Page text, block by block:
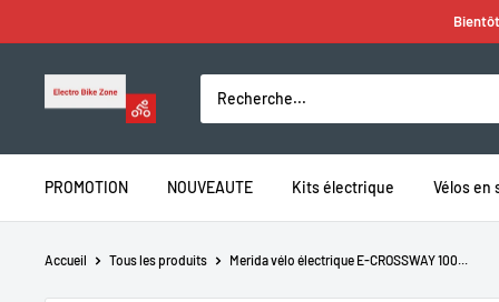
au
contenu
Electro
PROMOTION NOUVEAUTE Kits électrique Vélos en
Accueil Tous les produits Merida vélo électrique E-CROSSWAY 100...